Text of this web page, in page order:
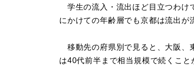
学生の流入・流出ほど目立つわけ
にかけての年齢層でも京都は流出が
移動先の府県別で見ると、大阪、
は40代前半まで相当規模で続くこ